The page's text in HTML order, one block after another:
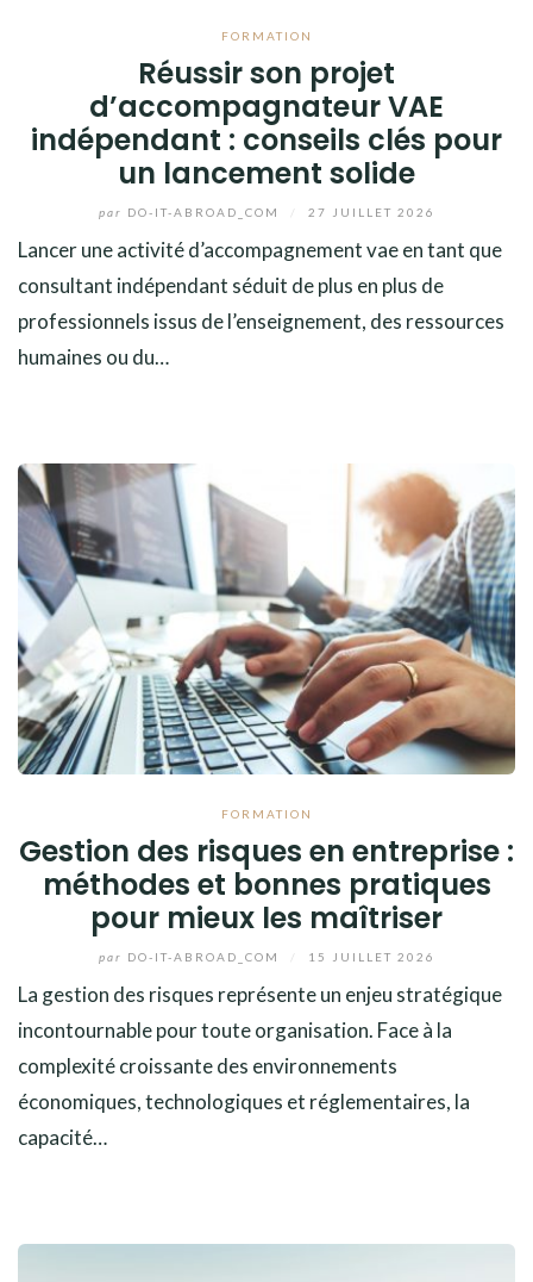
FORMATION
Réussir son projet
d’accompagnateur VAE
indépendant : conseils clés pour
un lancement solide
par DO-IT-ABROAD_COM 27 JUILLET 2026
Lancer une activité d’accompagnement vae en tant que
consultant indépendant séduit de plus en plus de
professionnels issus de l’enseignement, des ressources
humaines ou du…
FORMATION
Gestion des risques en entreprise :
méthodes et bonnes pratiques
pour mieux les maîtriser
par DO-IT-ABROAD_COM 15 JUILLET 2026
La gestion des risques représente un enjeu stratégique
incontournable pour toute organisation. Face à la
complexité croissante des environnements
économiques, technologiques et réglementaires, la
capacité…